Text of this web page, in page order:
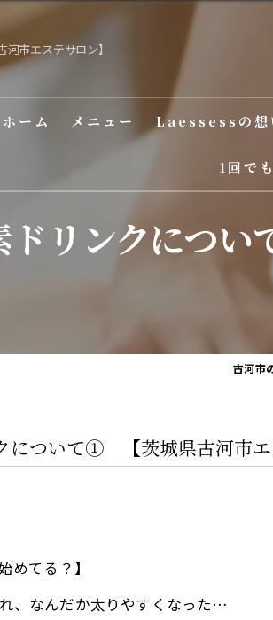
市エステサロン】
ホーム メニュー Laessessの想
1回で
ドリンクにつ
古河市
について① 【茨城県古河市エ
めてる？】
、なんだか太りやすくなった…